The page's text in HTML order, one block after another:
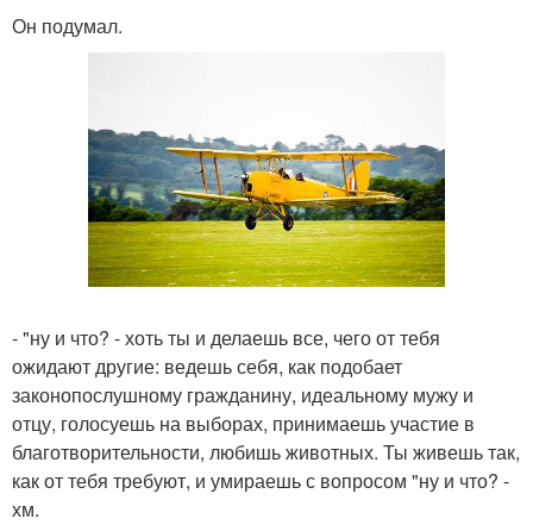
Он подумал.
- "ну и что? - хоть ты и делаешь все, чего от тебя
ожидают другие: ведешь себя, как подобает
законопослушному гражданину, идеальному мужу и
отцу, голосуешь на выборах, принимаешь участие в
благотворительности, любишь животных. Ты живешь так,
как от тебя требуют, и умираешь с вопросом "ну и что? -
хм.